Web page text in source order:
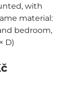
with
material:
bedroom,
D)